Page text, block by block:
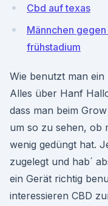
Cbd auf texas
Männchen
frühstadium
Wie benutzt man
Alles über Hanf
dass man beim
um so zu sehen, ob
wenig gedüngt hat.
zugelegt und hab´
ein Gerät richtig
interessieren CBD